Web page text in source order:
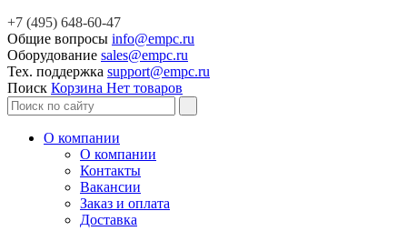
+7 (495) 648-60-47
Общие вопросы info@empc.ru
Оборудование sales@empc.ru
Тех. поддержка support@empc.ru
Поиск Корзина Нет товаров
О компании
О компании
Контакты
Вакансии
Заказ и оплата
Доставка